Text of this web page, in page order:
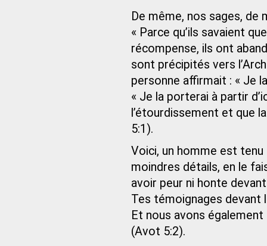
De même, nos sages,
« Parce qu’ils savaient
récompense, ils ont
sont précipités vers
personne affirmait : « Je
« Je la porterai à partir
l’étourdissement et que
5:1).
Voici, un homme est
moindres détails, en le
avoir peur ni honte
Tes témoignages devant
Et nous avons
(Avot 5:2).